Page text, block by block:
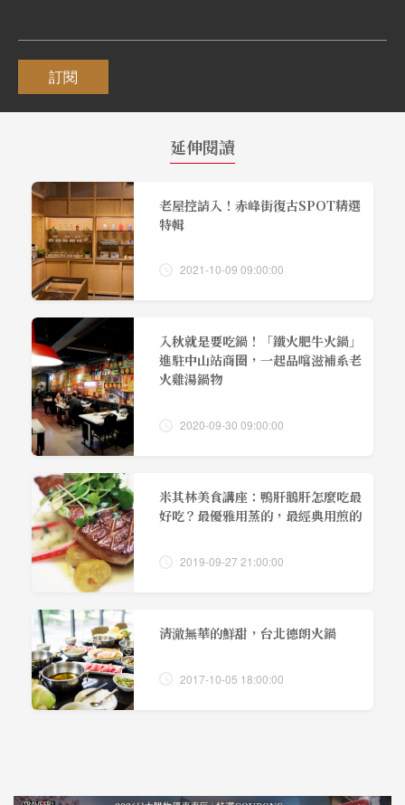
訂閱
延伸閱讀
老屋控請入！赤峰街復古SPOT精選
特輯
2021-10-09 09:00:00
入秋就是要吃鍋！「鐵火肥牛火鍋」
進駐中山站商圈，一起品嚐滋補系老
火雞湯鍋物
2020-09-30 09:00:00
米其林美食講座：鴨肝鵝肝怎麼吃最
好吃？最優雅用蒸的，最經典用煎的
2019-09-27 21:00:00
清澈無華的鮮甜，台北德朗火鍋
2017-10-05 18:00:00